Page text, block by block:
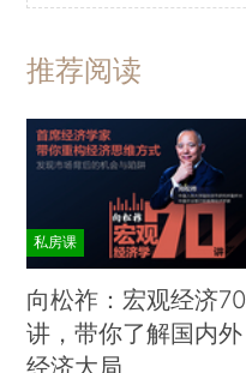
推荐阅读
私房课
向松祚：宏观经济70
讲，带你了解国内外
经济大局